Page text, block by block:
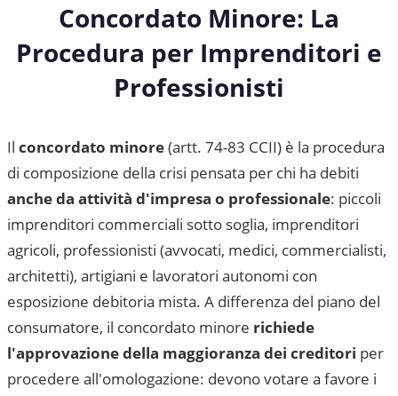
Concordato Minore: La
Procedura per Imprenditori e
Professionisti
Il concordato minore(artt. 74-83 CCII) è la procedura
di composizione della crisi pensata per chi ha debiti
anche da attività d'impresa o professionale: piccoli
imprenditori commerciali sotto soglia, imprenditori
agricoli, professionisti (avvocati, medici, commercialisti,
architetti), artigiani e lavoratori autonomi con
esposizione debitoria mista. A differenza del piano del
consumatore, il concordato minore richiede
l'approvazione della maggioranza dei creditori per
procedere all'omologazione: devono votare a favore i